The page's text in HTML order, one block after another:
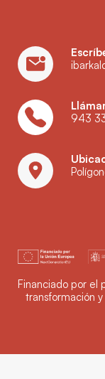
943
Financiado por el
transformación